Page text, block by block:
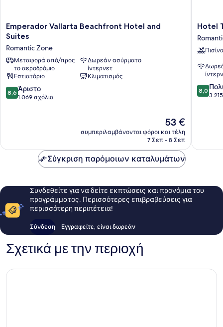
Emperador
Vallarta
Hotel
and
Suites
Romantic
Zone
Emperador Vallarta Beachfront Hotel and
Suites
Romantic Zone
Μεταφορά από/προς
το αεροδρόμιο
Δωρεάν ασύρματο
ίντερνετ
Εστιατόριο
Κλιματισμός
8.6
στα
8,6 Άριστο
1.069 σχόλια
Η
τιμή
είναι
53 €
συμπεριλαμβάνονται φόροι και τέλη
7 Σεπ - 8 Σεπ
Hotel
-
Near
Altas
Street
Zone
Hotel
8.0
στα
8,0
Σύγκριση παρόμοιων καταλυμάτων
Συνδεθείτε για να δείτε εκπτώσεις και προνόμια του
προγράμματος. Περισσότερες επιβραβεύσεις για
περισσότερη περιπέτεια!
Σύνδεση Εγγραφείτε, είναι δωρεάν
Σχετικά με την περιοχή